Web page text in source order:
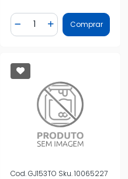
Diminuir Quantidade
Quantidade
AdicionarComprar
Cod.GJ153TO Sku.10065227